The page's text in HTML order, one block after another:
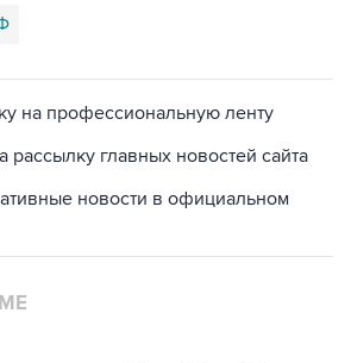
на профессиональную ленту
рассылку главных новостей сайта
новости в официальном